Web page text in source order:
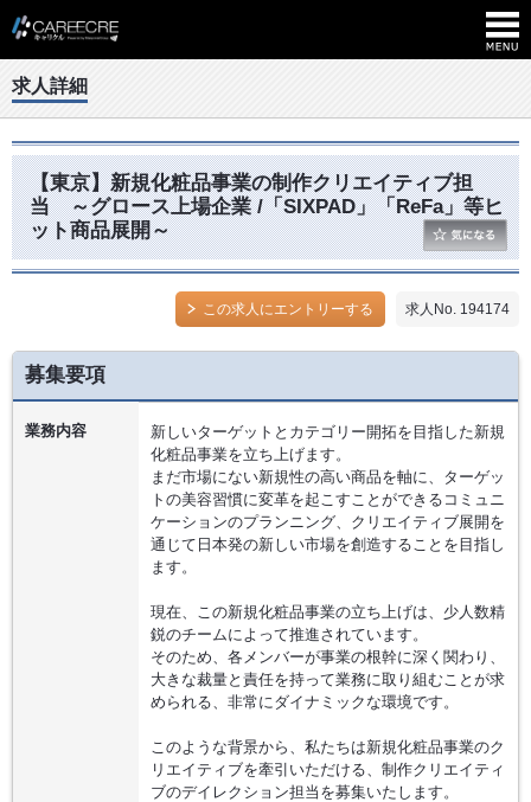
求人詳細
【東京】新規化粧品事業の制作クリエイティブ担
当 ～グロース上場企業 /「SIXPAD」「ReFa」等ヒ
ット商品展開～
この求人にエントリーする 求人No. 194174
募集要項
業務内容
新しいターゲットとカテゴリー開拓を目指した新規
化粧品事業を立ち上げます。
まだ市場にない新規性の高い商品を軸に、ターゲッ
トの美容習慣に変革を起こすことができるコミュニ
ケーションのプランニング、クリエイティブ展開を
通じて日本発の新しい市場を創造することを目指し
ます。
現在、この新規化粧品事業の立ち上げは、少人数精
鋭のチームによって推進されています。
そのため、各メンバーが事業の根幹に深く関わり、
大きな裁量と責任を持って業務に取り組むことが求
められる、非常にダイナミックな環境です。
このような背景から、私たちは新規化粧品事業のク
リエイティブを牽引いただける、制作クリエイティ
ブのデイレクション担当を募集いたします。